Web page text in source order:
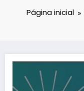
Página inicial